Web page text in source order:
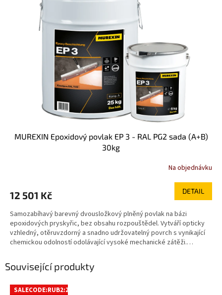
Související produkty
SALECODE:RUB2:2:%
MUREXIN Epoxidový povlak EP 3 - RAL PG2 sada (A+B)
30kg
Na objednávku
12 501 Kč DETAIL
Samozabíhavý barevný dvousložkový plněný povlak na bázi
epoxidových pryskyřic, bez obsahu rozpouštědel. Vytváří opticky
vzhledný, otěruvzdorný a snadno udržovatelný povrch s vynikající
chemickou odolností odolávající vysoké mechanické zátěži.
interiéru jako litý povlak pochozích i pojížděných betonových
podlah se středním až vysokým mechanickým zatížením, jako jsou
a výstavní plochy, výrobny potravin apod. Případné žloutnutí plochy